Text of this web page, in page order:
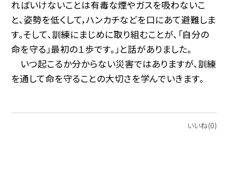
ればいけないことは有毒な煙やガスを吸わないこ
と、姿勢を低くして，ハンカチなどを口にあて避難しま
す。そして、訓練にまじめに取り組むことが、「自分の
命を守る」最初の１歩です。」と話がありました。
いつ起こるか分からない災害ではありますが、訓練
を通して命を守ることの大切さを学んでいきます。
いいね(0)